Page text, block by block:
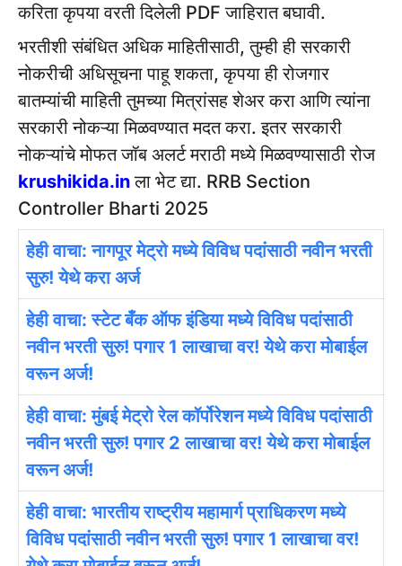
करिता कृपया वरती दिलेली PDF जाहिरात बघावी.
भरतीशी संबंधित अधिक माहितीसाठी, तुम्ही ही सरकारी
नोकरीची अधिसूचना पाहू शकता, कृपया ही रोजगार
बातम्यांची माहिती तुमच्या मित्रांसह शेअर करा आणि त्यांना
सरकारी नोकऱ्या मिळवण्यात मदत करा. इतर सरकारी
नोकऱ्यांचे मोफत जॉब अलर्ट मराठी मध्ये मिळवण्यासाठी रोज
krushikida.inला भेट द्या. RRB Section
Controller Bharti 2025
हेही वाचा: नागपूर मेट्रो मध्ये विविध पदांसाठी नवीन भरती
सुरु! येथे करा अर्ज
हेही वाचा: स्टेट बँक ऑफ इंडिया मध्ये विविध पदांसाठी
नवीन भरती सुरु! पगार 1 लाखाचा वर! येथे करा मोबाईल
वरून अर्ज!
हेही वाचा: मुंबई मेट्रो रेल कॉर्पोरेशन मध्ये विविध पदांसाठी
नवीन भरती सुरु! पगार 2 लाखाचा वर! येथे करा मोबाईल
वरून अर्ज!
हेही वाचा: भारतीय राष्ट्रीय महामार्ग प्राधिकरण मध्ये
विविध पदांसाठी नवीन भरती सुरु! पगार 1 लाखाचा वर!